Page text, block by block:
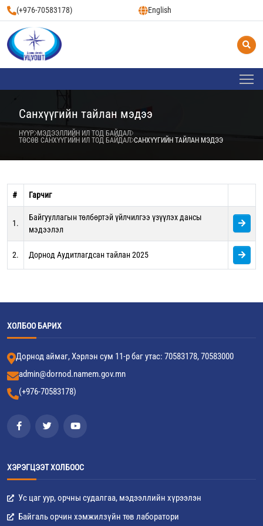
(+976-70583178) English
Санхүүгийн тайлан мэдээ
НҮҮР МЭДЭЭЛЛИЙН ИЛ ТОД БАЙДАЛ
ТӨСӨВ САНХҮҮГИЙН ИЛ ТОД БАЙДАЛ САНХҮҮГИЙН ТАЙЛАН МЭДЭЭ
# Гарчиг
1.
Байгууллагын төлбөртэй үйлчилгээ үзүүлэх дансы
мэдээлэл
2. Дорнод Аудитлагдсан тайлан 2025
ХОЛБОО БАРИХ
Дорнод аймаг, Хэрлэн сум 11-р баг утас: 70583178, 70583000
admin@dornod.namem.gov.mn
(+976-70583178)
ХЭРЭГЦЭЭТ ХОЛБООС
Ус цаг уур, орчны судалгаа, мэдээллийн хүрээлэн
Байгаль орчин хэмжилзүйн төв лаборатори